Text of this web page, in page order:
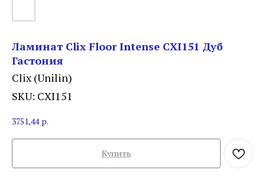
Ламинат Clix Floor Intense CXI151 Дуб
Гастония
Clix (Unilin)
SKU: CXI151
3751,44 р.
Купить